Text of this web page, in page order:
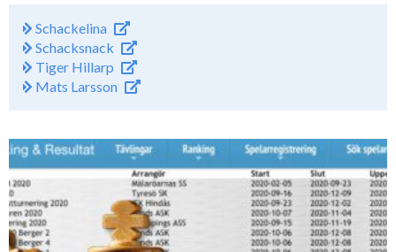
Schackelina
Schacksnack
Tiger Hillarp
Mats Larsson